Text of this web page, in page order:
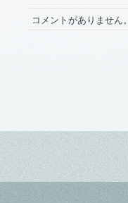
コメントがありません。